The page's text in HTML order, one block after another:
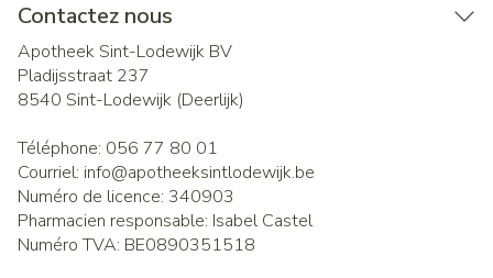
Contactez nous
Apotheek Sint-Lodewijk BV
Pladijsstraat 237
8540 Sint-Lodewijk (Deerlijk)
Téléphone: 056 77 80 01
Courriel: info@apotheeksintlodewijk.be
Numéro de licence: 340903
Pharmacien responsable: Isabel Castel
Numéro TVA: BE0890351518